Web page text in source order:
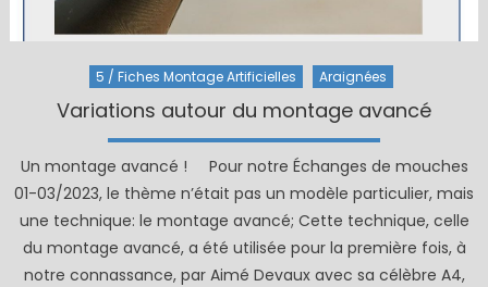
5 / Fiches Montage Artificielles Araignées
Variations autour du montage avancé
Un montage avancé ! Pour notre Échanges de mouches
01-03/2023, le thème n’était pas un modèle particulier, mais
une technique: le montage avancé; Cette technique, celle
du montage avancé, a été utilisée pour la première fois, à
notre connassance, par Aimé Devaux avec sa célèbre A4,